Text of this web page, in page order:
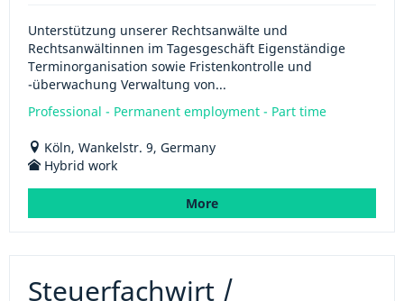
Unterstützung unserer Rechtsanwälte und
Rechtsanwältinnen im Tagesgeschäft Eigenständige
Terminorganisation sowie Fristenkontrolle und
-überwachung Verwaltung von...
Professional - Permanent employment - Part time
Köln, Wankelstr. 9, Germany
Hybrid work
More
Steuerfachwirt /